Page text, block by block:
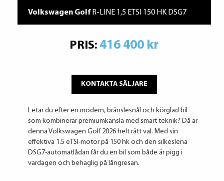
Volkswagen Golf R-LINE 1,5 ETSI 150 HK DSG7
PRIS: 416 400 kr
KONTAKTA SÄLJARE
Letar du efter en modern, bränslesnål och körglad bil
som kombinerar premiumkänsla med smart teknik? Då är
denna Volkswagen Golf 2026 helt rätt val. Med sin
effektiva 1.5 eTSI-motor på 150 hk och den silkeslena
DSG7-automatlådan får du en bil som både är pigg i
vardagen och behaglig på långresan.